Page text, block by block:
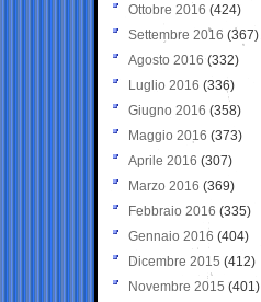
Ottobre 2016 (424)
Settembre 2016 (367)
Agosto 2016 (332)
Luglio 2016 (336)
Giugno 2016 (358)
Maggio 2016 (373)
Aprile 2016 (307)
Marzo 2016 (369)
Febbraio 2016 (335)
Gennaio 2016 (404)
Dicembre 2015 (412)
Novembre 2015 (401)